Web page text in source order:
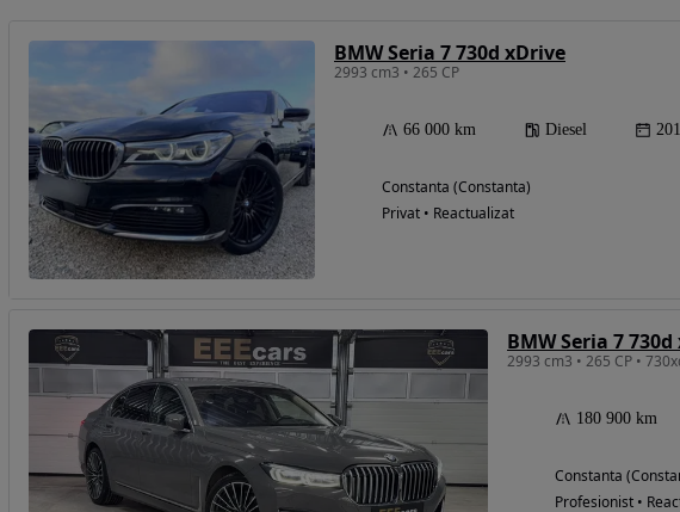
BMW Seria 7 730d xDrive
2993 cm3 • 265 CP
66 000 km Diesel
Constanta (Constanta)
Privat • Reactualizat
BMW Seria 7
180 900 km
Constanta
Profesionist •